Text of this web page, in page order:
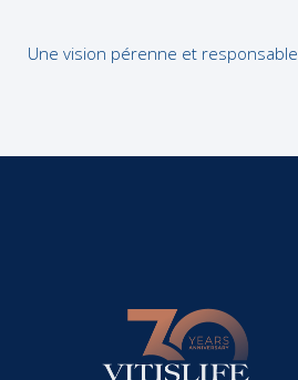
Une vision pérenne et responsable